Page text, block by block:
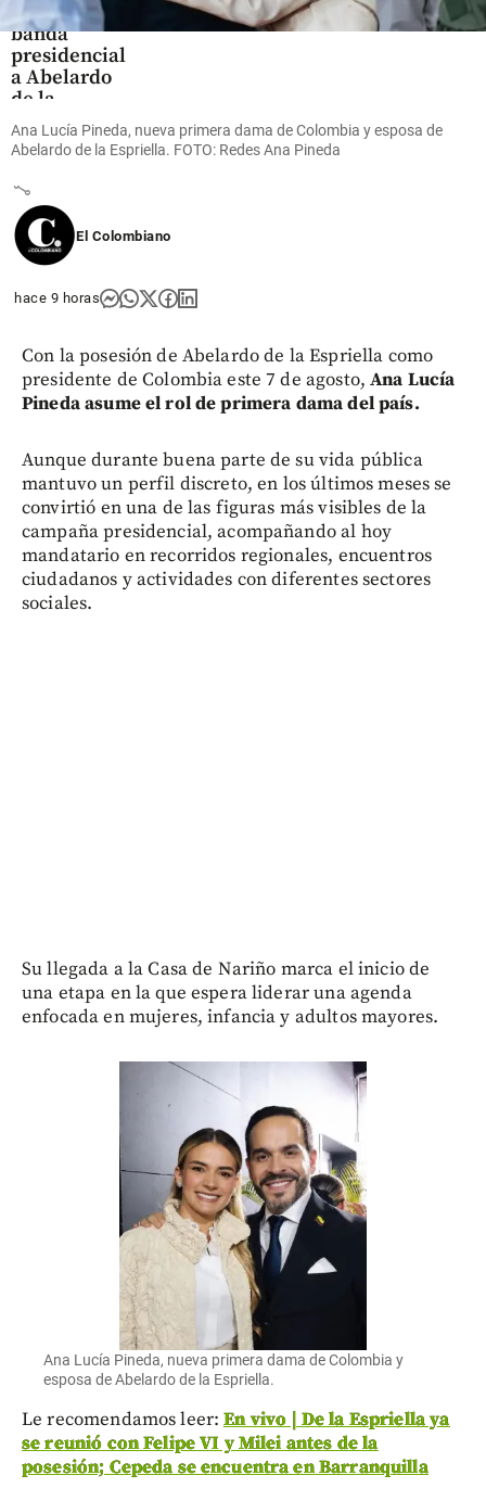
ajustó la
banda
presidencial
a Abelardo
de la
Espriella en
la posesión
share
Ana Lucía Pineda, nueva primera dama de Colombia y esposa de
Abelardo de la Espriella. FOTO: Redes Ana Pineda
El Colombiano
hace 9 horas
Con la posesión de Abelardo de la Espriella como
presidente de Colombia este 7 de agosto,Ana Lucía
Pineda asume el rol de primera dama del país.
Aunque durante buena parte de su vida pública
mantuvo un perfil discreto, en los últimos meses se
convirtió en una de las figuras más visibles de la
campaña presidencial, acompañando al hoy
mandatario en recorridos regionales, encuentros
ciudadanos y actividades con diferentes sectores
sociales.
Su llegada a la Casa de Nariño marca el inicio de
una etapa en la que espera liderar una agenda
enfocada en mujeres, infancia y adultos mayores.
Ana Lucía Pineda, nueva primera dama de Colombia y
esposa de Abelardo de la Espriella.
Le recomendamos leer: En vivo | De la Espriella ya
se reunió con Felipe VI y Milei antes de la
posesión; Cepeda se encuentra en Barranquilla